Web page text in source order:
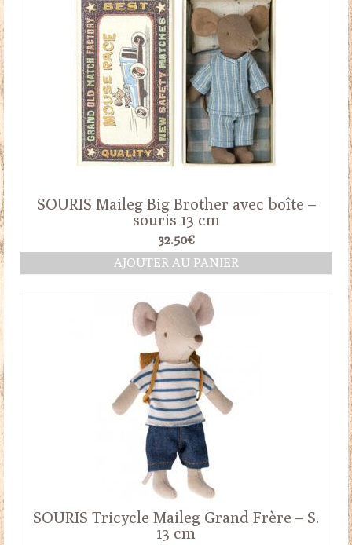
SOURIS Maileg Big Brother avec boîte –
souris 13 cm
32.50€
AJOUTER AU PANIER
SOURIS Tricycle Maileg Grand Frère – S.
13 cm